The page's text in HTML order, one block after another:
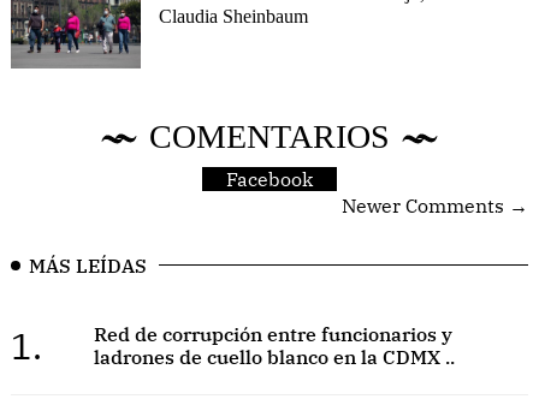
Claudia Sheinbaum
COMENTARIOS
Facebook
Newer Comments →
MÁS LEÍDAS
1.
Red de corrupción entre funcionarios y
ladrones de cuello blanco en la CDMX ..